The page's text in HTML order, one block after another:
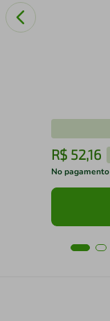
R$ 52,16
No